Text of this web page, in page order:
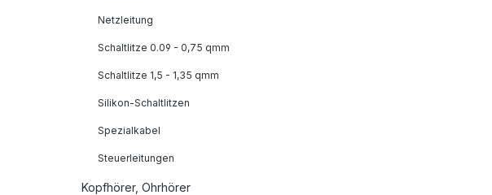
Netzleitung
Schaltlitze 0.09 - 0,75 qmm
Schaltlitze 1,5 - 1,35 qmm
Silikon-Schaltlitzen
Spezialkabel
Steuerleitungen
Kopfhörer, Ohrhörer